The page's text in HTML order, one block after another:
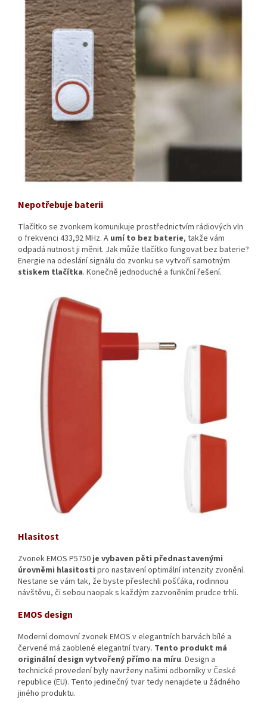
Nepotřebuje baterii
Tlačítko se zvonkem komunikuje prostřednictvím rádiových vln
o frekvenci 433,92 MHz. A umí to bez baterie, takže vám
odpadá nutnost ji měnit. Jak může tlačítko fungovat bez baterie?
Energie na odeslání signálu do zvonku se vytvoří samotným
stiskem tlačítka. Konečně jednoduché a funkční řešení.
Hlasitost
Zvonek EMOS P5750 je vybaven pěti přednastavenými
úrovněmi hlasitosti pro nastavení optimální intenzity zvonění.
Nestane se vám tak, že byste přeslechli pošťáka, rodinnou
návštěvu, či sebou naopak s každým zazvoněním prudce trhli.
EMOS design
Moderní domovní zvonek EMOS v elegantních barvách bílé a
červené má zaoblené elegantní tvary. Tento produkt má
originální design vytvořený přímo na míru. Design a
technické provedení byly navrženy našimi odborníky v České
republice (EU). Tento jedinečný tvar tedy nenajdete u žádného
jiného produktu.